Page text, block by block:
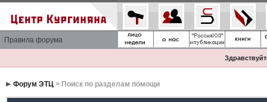
Правила форума
Форум ЭТЦ> Поиск по разделам помощи